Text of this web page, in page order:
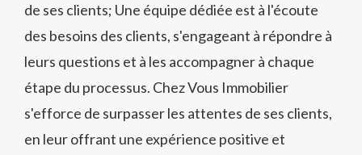
de ses clients; Une équipe dédiée est à l'écoute
des besoins des clients, s'engageant à répondre à
leurs questions et à les accompagner à chaque
étape du processus. Chez Vous Immobilier
s'efforce de surpasser les attentes de ses clients,
en leur offrant une expérience positive et